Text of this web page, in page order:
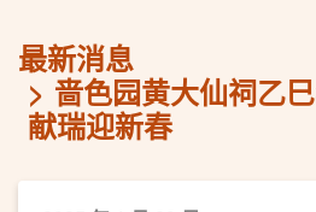
最新消息
啬色园黄大仙祠乙
献瑞迎新春